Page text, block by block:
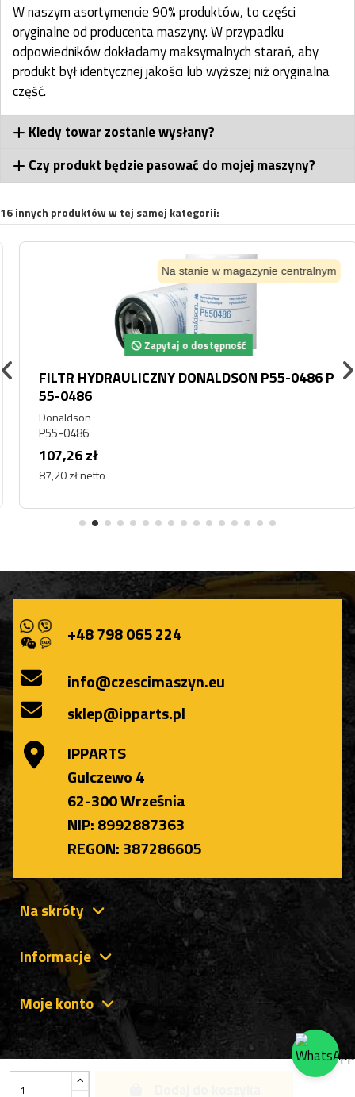
W naszym asortymencie 90% produktów, to części
oryginalne od producenta maszyny. W przypadku
odpowiedników dokładamy maksymalnych starań, aby
produkt był identycznej jakości lub wyższej niż oryginalna
część.
Kiedy towar zostanie wysłany?
Czy produkt będzie pasować do mojej maszyny?
16 innych produktów w tej samej kategorii:
Na stanie w magazynie centralnym
Zapytaj o dostępność
FILTR HYDRAULICZNY DONALDSON P55-0486 P
55-0486
Donaldson
P55-0486
107,26 zł
87,20 zł netto
+48 798 065 224
info@czescimaszyn.eu
sklep@ipparts.pl
IPPARTS
Gulczewo 4
62-300 Września
NIP: 8992887363
REGON: 387286605
Na skróty
Informacje
Moje konto